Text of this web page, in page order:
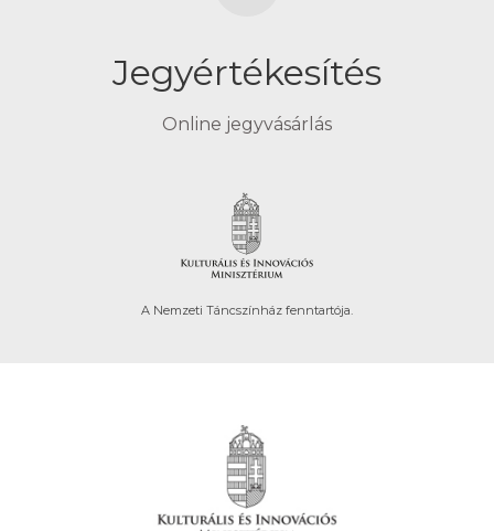
Jegyértékesítés
Online jegyvásárlás
A Nemzeti Táncszínház fenntartója.